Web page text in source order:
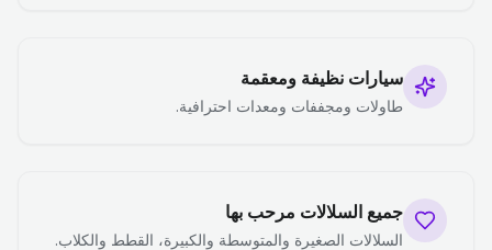
سيارات نظيفة ومعقمة
طاولات ومجففات ومعدات احترافية.
جميع السلالات مرحب بها
السلالات الصغيرة والمتوسطة والكبيرة، القطط والكلاب.